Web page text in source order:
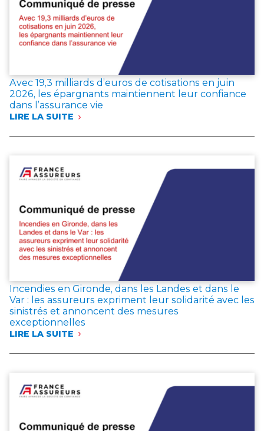
Avec 19,3 milliards d’euros de cotisations en juin
2026, les épargnants maintiennent leur confiance
dans l’assurance vie
LIRE LA SUITE
:
COTISATIONS
2026,
LES
ÉPARGNANTS
MAINTIENNENT
LEUR
CONFIANCE
L’ASSURANCE
VIE
Incendies en Gironde, dans les Landes et dans le
Var : les assureurs expriment leur solidarité avec les
sinistrés et annoncent des mesures
exceptionnelles
LIRE LA SUITE
:
LES
DANS